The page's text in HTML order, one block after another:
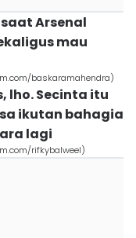
Arsenal
mau
baskaramahendra)
lho. Secinta itu
ikutan bahagia
lagi
rifkybalweel)